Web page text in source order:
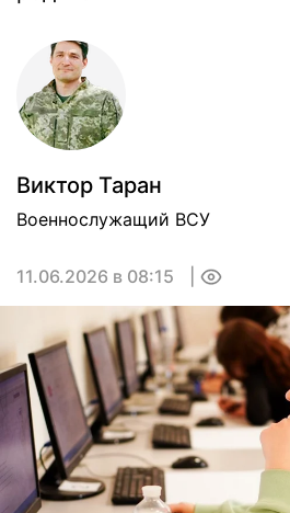
Виктор Таран
Военнослужащий ВСУ
11.06.2026 в 08:15